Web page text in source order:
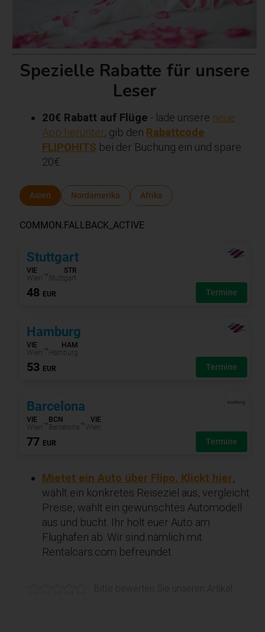
Spezielle Rabatte für unsere
Leser
20€ Rabatt auf Flüge - lade unsere neue
App herunter, gib den Rabattcode
FLIPOHITS bei der Buchung ein und spare
20€.
Mietet ein Auto über Flipo. Klickt hier,
wählt ein konkretes Reiseziel aus, vergleicht
Preise, wählt ein gewünschtes Automodell
aus und bucht. Ihr holt euer Auto am
Flughafen ab. Wir sind nämlich mit
Rentalcars.com befreundet.